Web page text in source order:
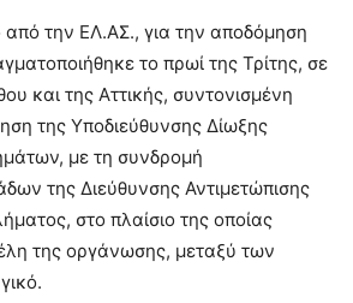
την ΕΛ.ΑΣ., για την αποδόμηση
το πρωί της Τρίτης, σε
και της Αττικής, συντονισμένη
της Υποδιεύθυνσης Δίωξης
με τη συνδρομή
της Διεύθυνσης Αντιμετώπισης
στο πλαίσιο της οποίας
της οργάνωσης, μεταξύ των